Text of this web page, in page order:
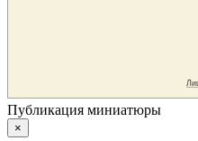
Публикация миниатюры
×